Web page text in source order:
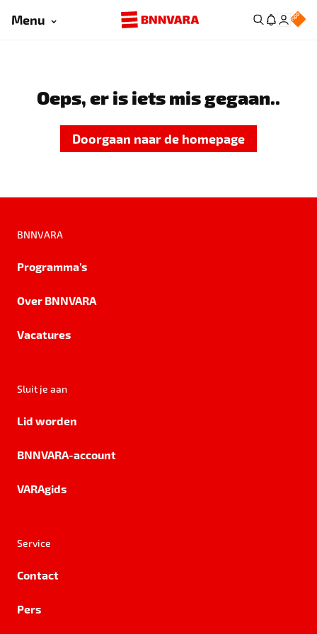
Menu
Oeps, er is iets mis gegaan..
Doorgaan naar de homepage
BNNVARA
Programma's
Over BNNVARA
Vacatures
Sluit je aan
Lid worden
BNNVARA-account
VARAgids
Service
Contact
Pers